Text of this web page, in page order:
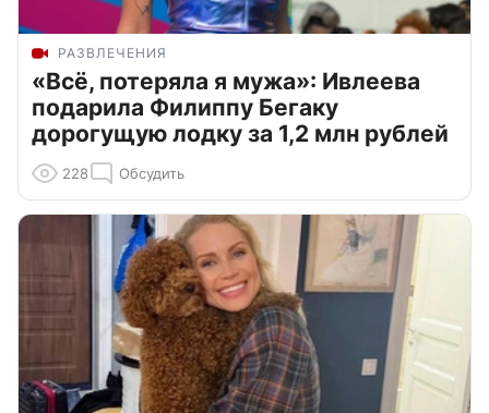
РАЗВЛЕЧЕНИЯ
«Всё, потеряла я мужа»: Ивлеева
подарила Филиппу Бегаку
дорогущую лодку за 1,2 млн рублей
228 Обсудить